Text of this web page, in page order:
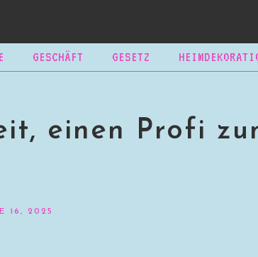
GESCHÄFT GESETZ
einen Profi
16, 2025